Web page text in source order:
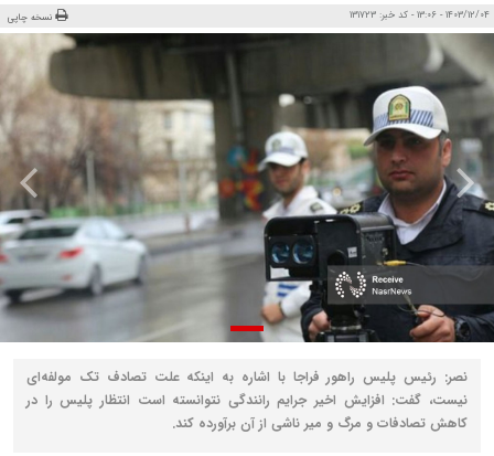
1403/12/04 - 13:06 - کد خبر: 131723 نسخه چاپی
نصر: رئیس پلیس راهور فراجا با اشاره به اینکه علت تصادف تک مولفه‌ای
نیست، گفت: افزایش اخیر جرایم رانندگی نتوانسته است انتظار پلیس را در
کاهش تصادفات و مرگ و میر ناشی از آن برآورده کند.